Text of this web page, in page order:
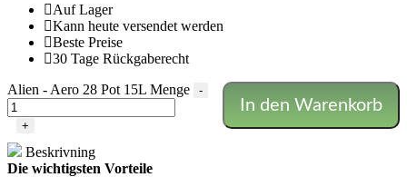
Auf Lager
Kann heute versendet werden
Beste Preise
30 Tage Rückgaberecht
Alien - Aero 28 Pot 15L Menge
-
+
In den Warenkorb
Beskrivning
Die wichtigsten Vorteile